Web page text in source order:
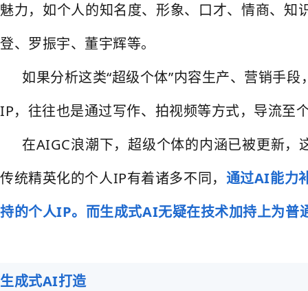
魅力，如个人的知名度、形象、口才、情商、
登、罗振宇、董宇辉等。
如果分析这类“超级个体”内容生产、营销手
IP，往往也是通过写作、拍视频等方式，导流至
在AIGC浪潮下，超级个体的内涵已被更新
传统精英化的个人IP有着诸多不同， 通过AI能力
持的个人IP。而生成式AI无疑在技术加持上为普
生成式AI打造